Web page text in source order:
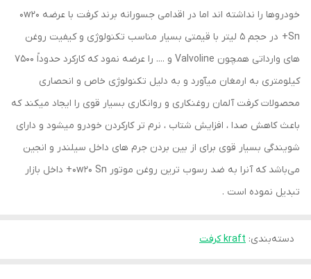
خودروها را نداشته اند اما در اقدامی جسورانه برند کرفت با عرضه 0w20
Sn+ در حجم ۵ لیتر با قیمتی بسیار مناسب تکنولوژی و کیفیت روغن
های وارداتی همچون Valvoline و .... را عرضه نمود که کارکرد حدوداً ۷۵۰۰
کیلومتری به ارمغان میآورد و به دلیل تکنولوژی خاص و انحصاری
محصولات کرفت آلمان روغنکاری و روانکاری بسیار قوی را ایجاد میکند که
باعث کاهش صدا ، افزایش شتاب ، نرم تر کارکردن خودرو میشود و دارای
شویندگی بسیار قوی برای از بین بردن جرم های داخل سیلندر و انجین
می‌باشد که آنرا به ضد رسوب ترین روغن موتور 0w20 Sn+ داخل بازار
تبدیل نموده است .
دسته‌بندی: kraft کرفت